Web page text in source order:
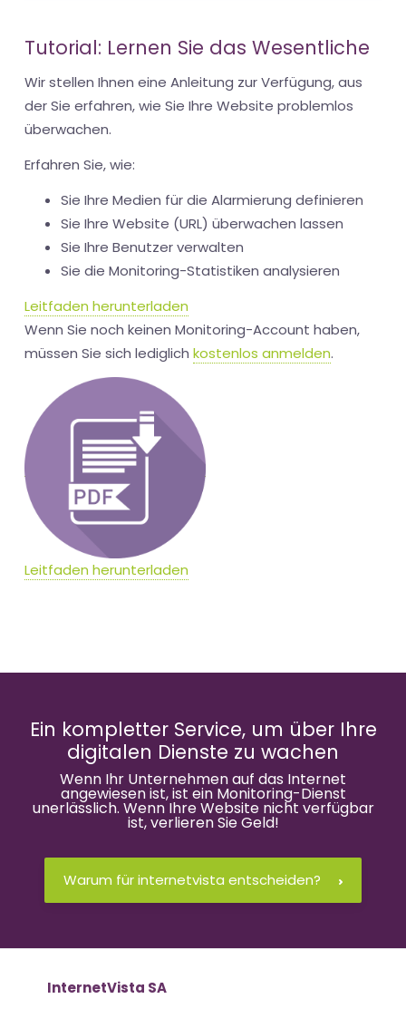
Tutorial: Lernen Sie das Wesentliche
Wir stellen Ihnen eine Anleitung zur Verfügung, aus
der Sie erfahren, wie Sie Ihre Website problemlos
überwachen.
Erfahren Sie, wie:
Sie Ihre Medien für die Alarmierung definieren
Sie Ihre Website (URL) überwachen lassen
Sie Ihre Benutzer verwalten
Sie die Monitoring-Statistiken analysieren
Leitfaden herunterladen
Wenn Sie noch keinen Monitoring-Account haben,
müssen Sie sich lediglich kostenlos anmelden.
Leitfaden herunterladen
Ein kompletter Service, um über Ihre
digitalen Dienste zu wachen
Wenn Ihr Unternehmen auf das Internet
angewiesen ist, ist ein Monitoring-Dienst
unerlässlich. Wenn Ihre Website nicht verfügbar
ist, verlieren Sie Geld!
Warum für internetvista entscheiden?
InternetVista SA